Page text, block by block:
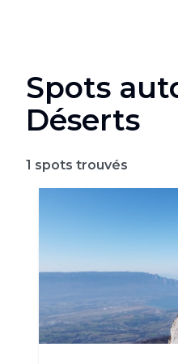
Spots
Déserts
1 spots trouvés